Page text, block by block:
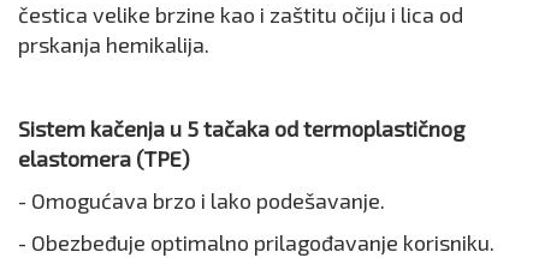
čestica velike brzine kao i zaštitu očiju i lica od
prskanja hemikalija.
Sistem kačenja u 5 tačaka od termoplastičnog
elastomera (TPE)
- Omogućava brzo i lako podešavanje.
- Obezbeđuje optimalno prilagođavanje korisniku.